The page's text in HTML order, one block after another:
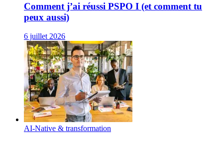
Comment j’ai réussi PSPO I (et comment tu
peux aussi)
6 juillet 2026
AI-Native & transformation